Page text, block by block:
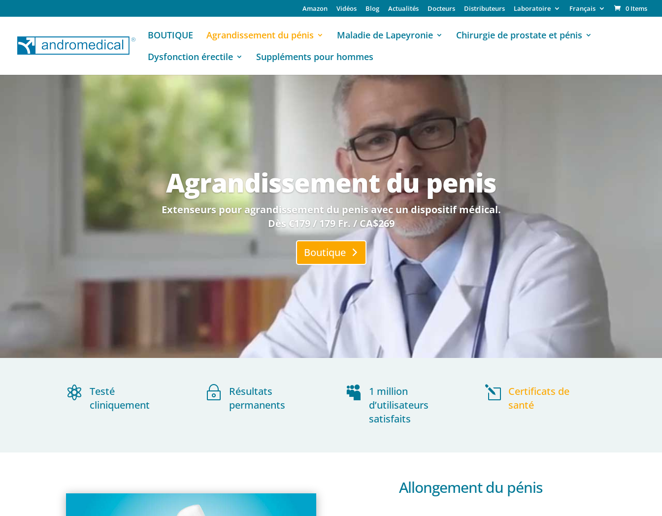
Amazon Vidéos Blog Actualités Docteurs Distributeurs Laboratoire Français 0 Items
BOUTIQUE Agrandissement du pénis Maladie de Lapeyronie
Chirurgie de prostate et pénis
Dysfonction érectile
Suppléments pour hommes
Agrandissement du penis
Extenseurs pour agrandissement du penis avec un dispositif médical.
Dès €179 / 179 Fr. / CA$269
Boutique
 Testé
cliniquement
~
Résultats
permanents

1 million
d’utilisateurs
satisfaits
l Certificats de
santé
Allongement du pénis